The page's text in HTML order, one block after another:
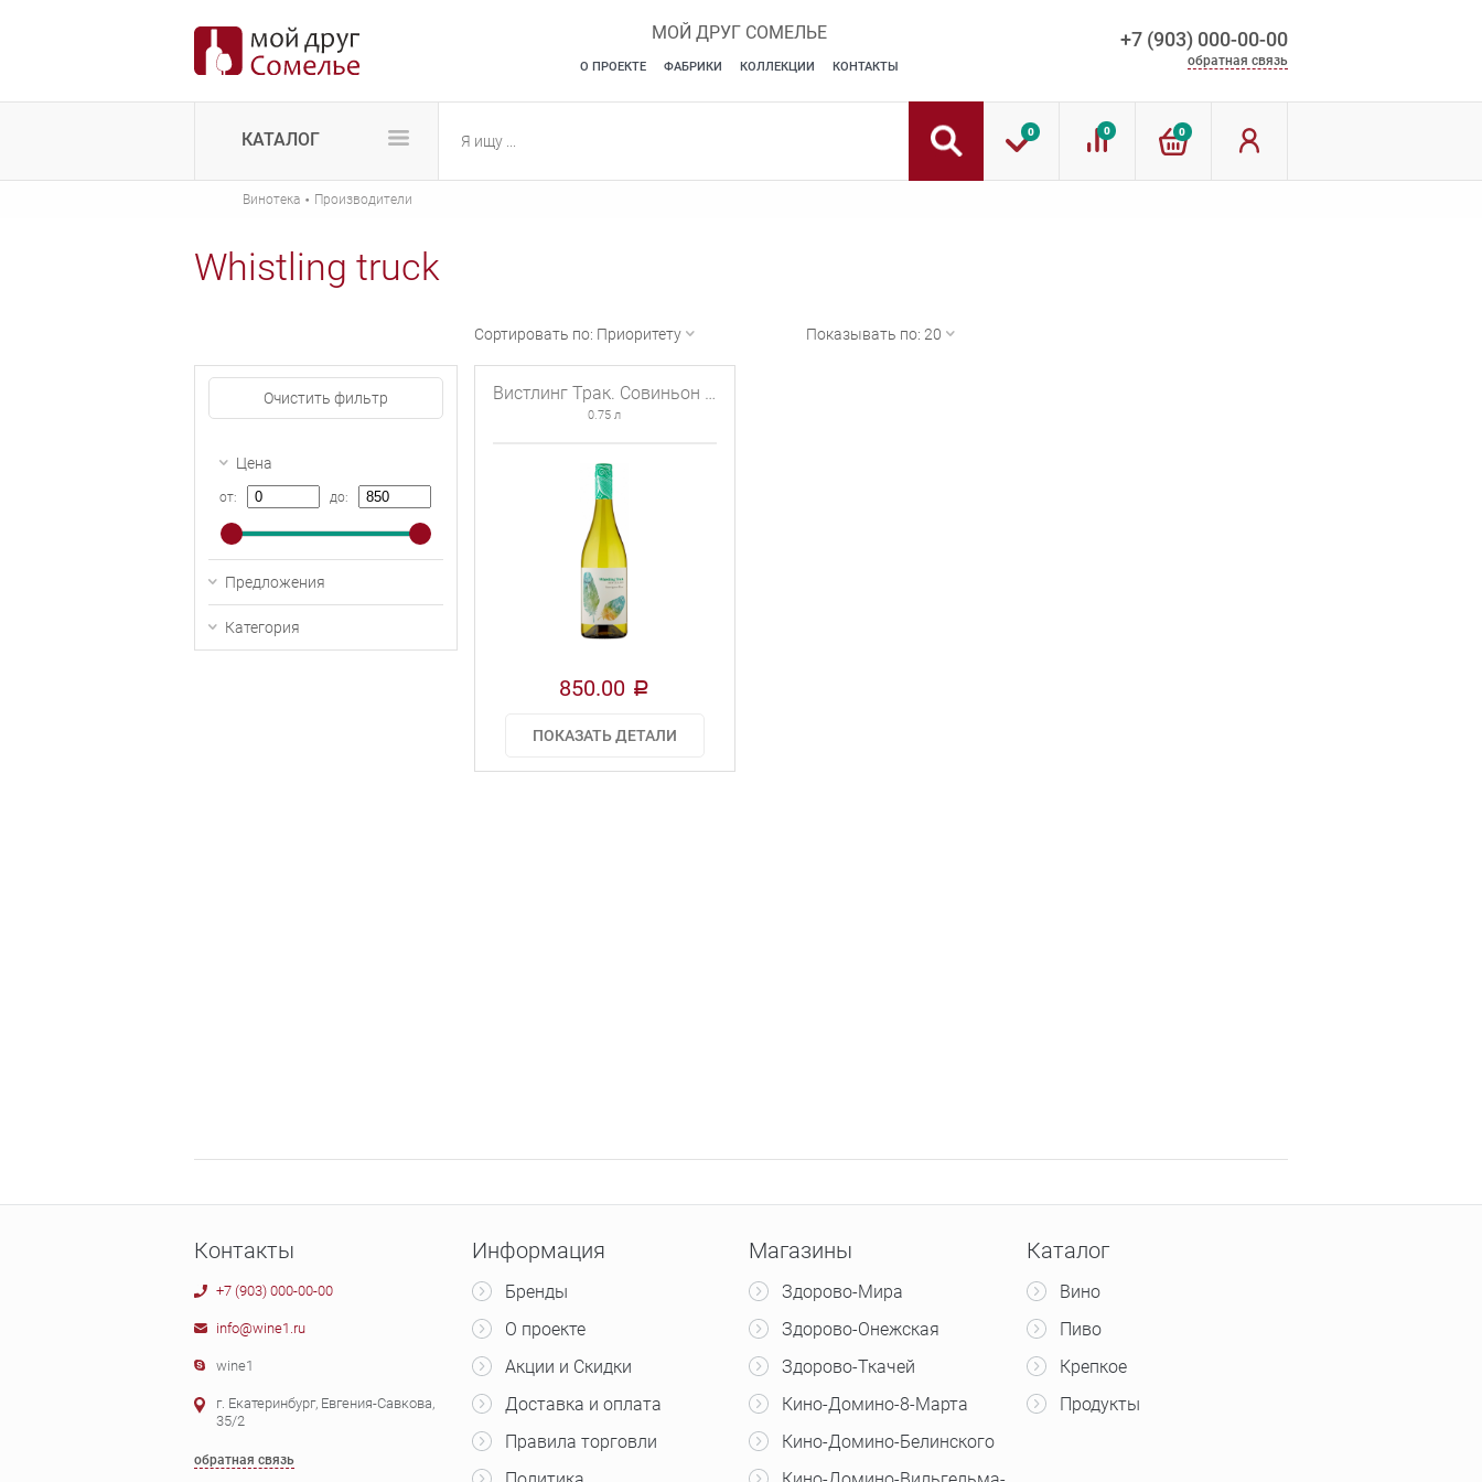
МОЙ ДРУГ СОМЕЛЬЕ
О ПРОЕКТЕ ФАБРИКИ КОЛЛЕКЦИИ КОНТАКТЫ
+7 (903) 000-00-00
обратная связь
КАТАЛОГ 0 0 0
Винотека · Производители
Whistling truck
Очистить фильтр
Цена
от: до:
Предложения
Категория
Сортировать по: Приоритету Показывать по: 20
Вистлинг Трак. Совиньон Блан
0.75 л
850.00 a
ПОКАЗАТЬ ДЕТАЛИ
Контакты
+7 (903) 000-00-00
info@wine1.ru
wine1
г. Екатеринбург, Евгения-Савкова,
35/2
обратная связь
Информация
Бренды
О проекте
Акции и Скидки
Доставка и оплата
Правила торговли
Магазины
Здорово-Мира
Здорово-Онежская
Здорово-Ткачей
Кино-Домино-8-Марта
Кино-Домино-Белинского
Каталог
Вино
Пиво
Крепкое
Продукты